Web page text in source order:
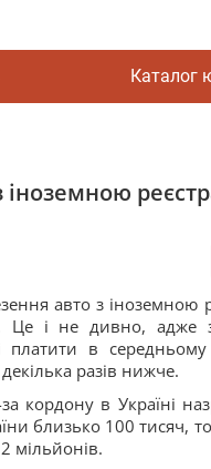
Каталог
авто з іноземною
Це і не дивно, адже
платити в
разів нижче.
кордону в Україні
близько 100 тисяч,
мільйонів.